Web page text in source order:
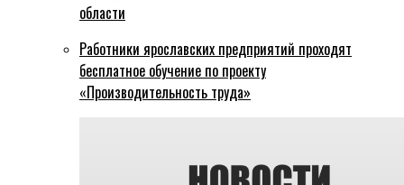
области
Работники ярославских предприятий проходят
бесплатное обучение по проекту
«Производительность труда»